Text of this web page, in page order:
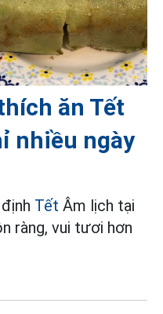
ăn Tết
nhiều ngày
Tết Âm lịch tại
ràng, vui tươi hơn